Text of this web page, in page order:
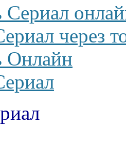
Сериал
через
Онлайн